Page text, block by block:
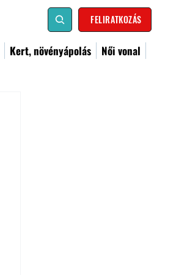
FELIRATKOZÁS
Kert, növényápolás
Női vonal